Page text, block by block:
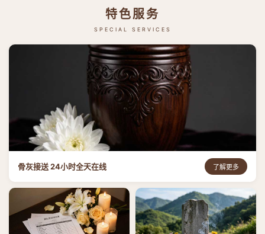
特色服务
SPECIAL SERVICES
骨灰接送 24小时全天在线 了解更多